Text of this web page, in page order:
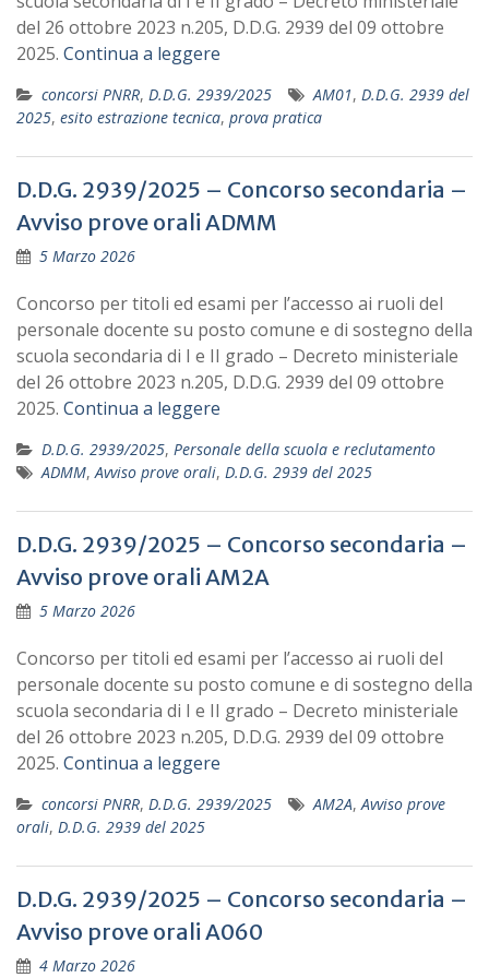
del 26 ottobre 2023 n.205, D.D.G. 2939 del 09 ottobre
2025. Continua a leggere
concorsi PNRR, D.D.G. 2939/2025 AM01, D.D.G. 2939 del
2025, esito estrazione tecnica, prova pratica
D.D.G. 2939/2025 – Concorso secondaria –
Avviso prove orali ADMM
5 Marzo 2026
Concorso per titoli ed esami per l’accesso ai ruoli del
personale docente su posto comune e di sostegno della
scuola secondaria di I e II grado – Decreto ministeriale
del 26 ottobre 2023 n.205, D.D.G. 2939 del 09 ottobre
2025. Continua a leggere
D.D.G. 2939/2025, Personale della scuola e reclutamento
ADMM,Avviso prove orali, D.D.G. 2939 del 2025
D.D.G. 2939/2025 – Concorso secondaria –
Avviso prove orali AM2A
5 Marzo 2026
Concorso per titoli ed esami per l’accesso ai ruoli del
personale docente su posto comune e di sostegno della
scuola secondaria di I e II grado – Decreto ministeriale
del 26 ottobre 2023 n.205, D.D.G. 2939 del 09 ottobre
2025. Continua a leggere
concorsi PNRR, D.D.G. 2939/2025 AM2A,Avviso prove
orali, D.D.G. 2939 del 2025
D.D.G. 2939/2025 – Concorso secondaria –
Avviso prove orali A060
4 Marzo 2026